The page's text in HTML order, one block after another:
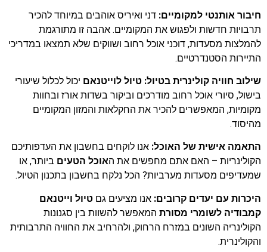
חיבור אותנטי למקומיים: דני ואיריס אוהבים במיוחד להכיר
תרבויות חדשות ולפגוש את המקומיים. אהבה זו מתורגמת
להמלצות מסעדות, דוכני אוכל רחוב ושווקים שלא תמצאו במדריכי
התיירות הסטנדרטיים.
שילוב חוויה קולינרית בטיול: טיול לוייטנאם יכול לכלול שיעורי
בישול, סיורי אוכל רחוב מודרכים וביקור בשדות אורז ובחוות
מקומיות, המאפשרים להכיר את החקלאות והמזון המקומיים
מהיסוד.
התאמה אישית של האוכל: אנו לוקחים בחשבון את העדפותיכם
הקולינריות – האם אתם מחפשים את האוכל הטעים ביותר, או
שמעדיפים מסעדות מערביות? הכל נלקח בחשבון בתכנון הטיול.
היכרות עם יעדים קרובים: אנו מציעים גם טיול וייטנאם
קמבודיה לשומרי מסורת המאפשר להשוות בין סגנונות
הקולינריה השונים במזרח הרחוק, ולהרחיב את החוויה התרבותית
והקולינרית.